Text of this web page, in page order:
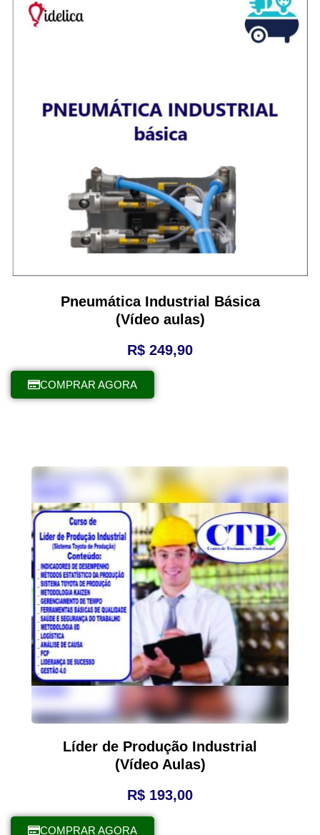
Pneumática Industrial Básica
(Vídeo aulas)
R$ 249,90
COMPRAR AGORA
Líder de Produção Industrial
(Vídeo Aulas)
R$ 193,00
COMPRAR AGORA